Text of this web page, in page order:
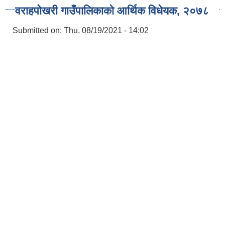
वराहपोखरी गाउँपालिकाको आर्थिक विधेयक, २०७८
Submitted on: Thu, 08/19/2021 - 14:02